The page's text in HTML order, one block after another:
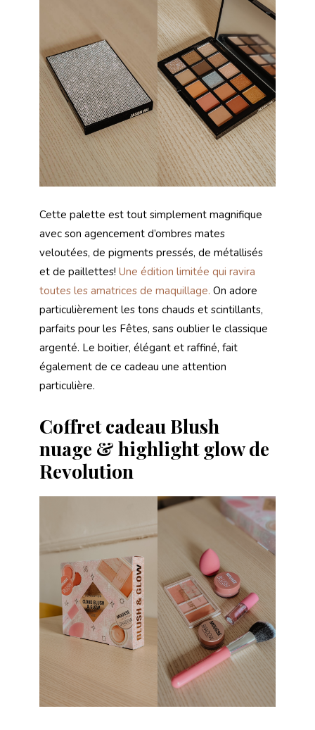
Cette palette est tout simplement magnifique
avec son agencement d’ombres mates
veloutées, de pigments pressés, de métallisés
et de paillettes! Une édition limitée qui ravira
toutes les amatrices de maquillage. On adore
particulièrement les tons chauds et scintillants,
parfaits pour les Fêtes, sans oublier le classique
argenté. Le boitier, élégant et raffiné, fait
également de ce cadeau une attention
particulière.
Coffret cadeau Blush
nuage & highlight glow de
Revolution